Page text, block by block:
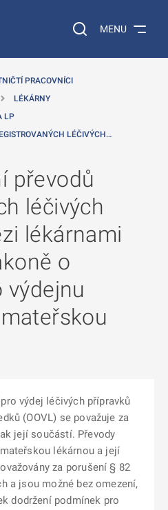
Vyhledávání na
MENU
PRACOVNÍCI
LÉKÁRNY
LP
LÉČIVÝCH…
převodů
léčivých
lékárnami
o
výdejnu
výdej léčivých přípravků
(OOVL) se považuje za
její součástí. Převody
lékárnou a její
za porušení § 82
a jsou možné bez omezení,
dodržení podmínek pro